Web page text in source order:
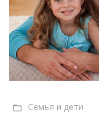
Семья и дети